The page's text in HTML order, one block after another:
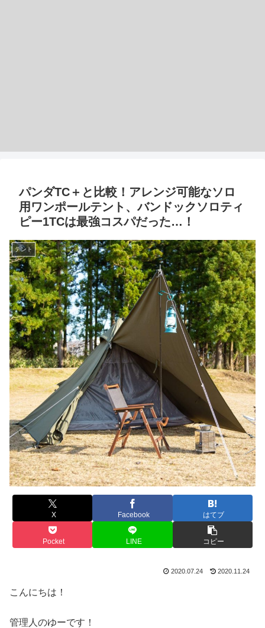
パンダTC＋と比較！アレンジ可能なソロ
用ワンポールテント、バンドックソロティ
ピー1TCは最強コスパだった…！
テント
X Facebook はてブ
Pocket LINE コピー
2020.07.24 2020.11.24
こんにちは！
管理人のゆーです！